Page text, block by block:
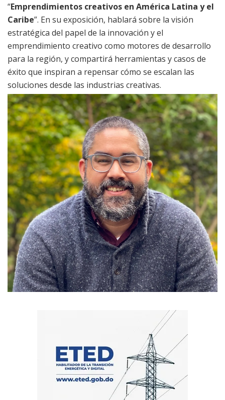
“Emprendimientos creativos en América Latina y el
Caribe”. En su exposición, hablará sobre la visión
estratégica del papel de la innovación y el
emprendimiento creativo como motores de desarrollo
para la región, y compartirá herramientas y casos de
éxito que inspiran a repensar cómo se escalan las
soluciones desde las industrias creativas.